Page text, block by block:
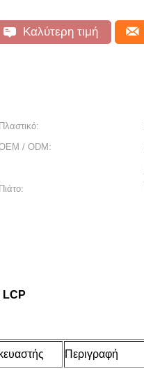
Καλύτερη τιμή
Πλαστικό:
/ ODM:
Πιάτο:
LCP
Περιγραφή